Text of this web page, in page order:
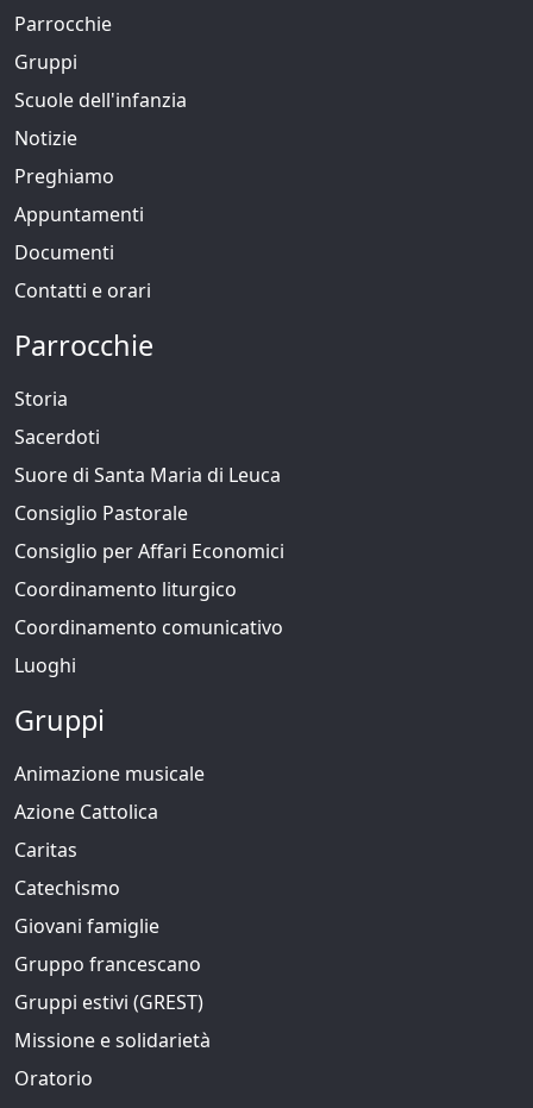
Parrocchie
Gruppi
Scuole dell'infanzia
Notizie
Preghiamo
Appuntamenti
Documenti
Contatti e orari
Parrocchie
Storia
Sacerdoti
Suore di Santa Maria di Leuca
Consiglio Pastorale
Consiglio per Affari Economici
Coordinamento liturgico
Coordinamento comunicativo
Luoghi
Gruppi
Animazione musicale
Azione Cattolica
Caritas
Catechismo
Giovani famiglie
Gruppo francescano
Gruppi estivi (GREST)
Missione e solidarietà
Oratorio